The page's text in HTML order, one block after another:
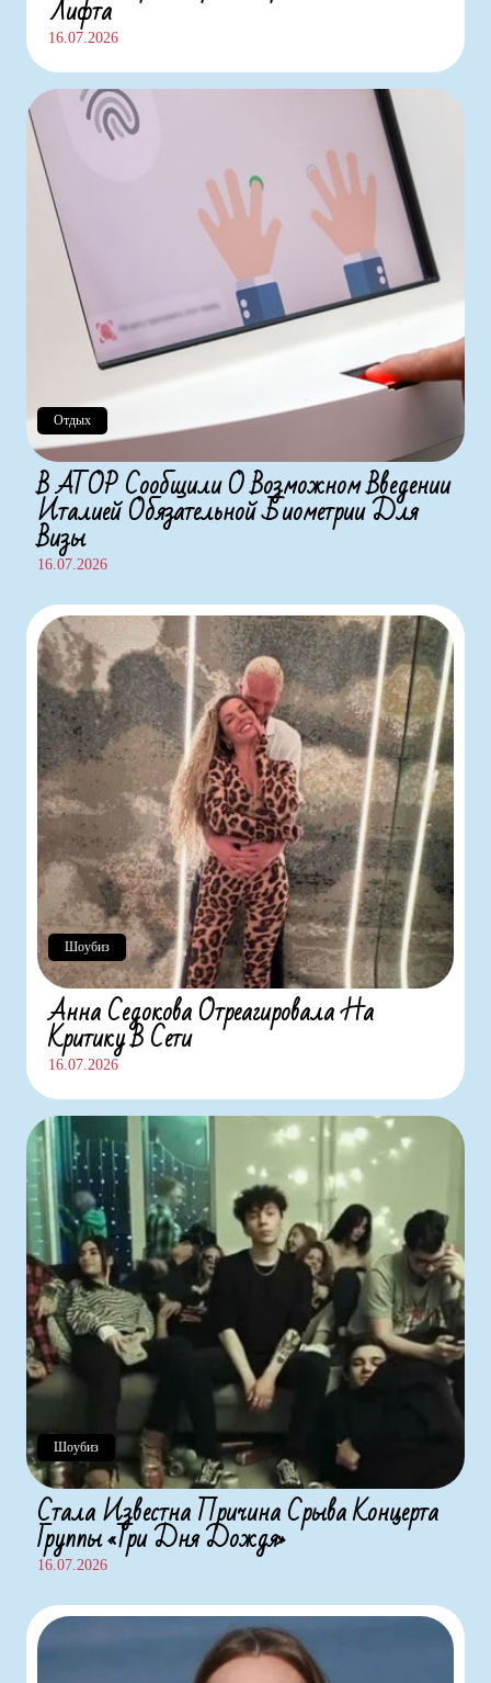
Лифта
16.07.2026
Отдых
В АТОР Сообщили О Возможном Введении
Италией Обязательной Биометрии Для
Визы
16.07.2026
Анна Седокова Отреагировала На
Критику В Сети
16.07.2026
Шоубиз
Шоубиз
Стала Известна Причина Срыва Концерта
Группы «Три Дня Дождя»
16.07.2026